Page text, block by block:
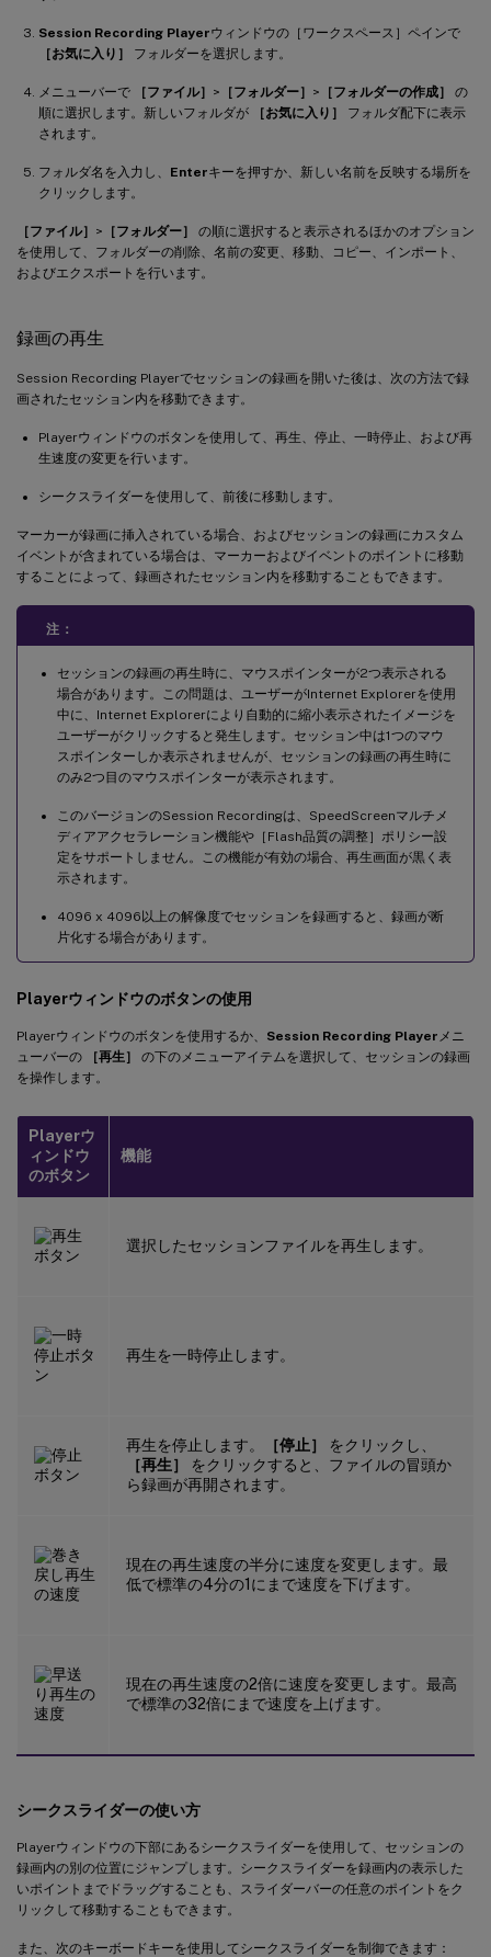
Session Recording Playerウィンドウの［ワークスペース］ペインで
［お気に入り］
フォルダーを選択します。
メニューバーで ［ファイル］ > ［フォルダー］ > ［フォルダーの作成］
の
順に選択します。新しいフォルダが
［お気に入り］
フォルダ配下に表示
されます。
フォルダ名を入力し、 Enterキーを押すか、新しい名前を反映する場所を
クリックします。
［ファイル］ > ［フォルダー］
の順に選択すると表示されるほかのオプション
を使用して、フォルダーの削除、名前の変更、移動、コピー、インポート、
およびエクスポートを行います。
録画の再生
Session Recording Playerでセッションの録画を開いた後は、次の方法で録
画されたセッション内を移動できます。
Playerウィンドウのボタンを使用して、再生、停止、一時停止、および再
生速度の変更を行います。
シークスライダーを使用して、前後に移動します。
マーカーが録画に挿入されている場合、およびセッションの録画にカスタム
イベントが含まれている場合は、マーカーおよびイベントのポイントに移動
することによって、録画されたセッション内を移動することもできます。
注：
セッションの録画の再生時に、マウスポインターが2つ表示される
場合があります。この問題は、ユーザーがInternet Explorerを使用
中に、Internet Explorerにより自動的に縮小表示されたイメージを
ユーザーがクリックすると発生します。セッション中は1つのマウ
スポインターしか表示されませんが、セッションの録画の再生時に
のみ2つ目のマウスポインターが表示されます。
このバージョンのSession Recordingは、SpeedScreenマルチメ
ディアアクセラレーション機能や［Flash品質の調整］ポリシー設
定をサポートしません。この機能が有効の場合、再生画面が黒く表
示されます。
4096 x 4096以上の解像度でセッションを録画すると、録画が断
片化する場合があります。
Playerウィンドウのボタンの使用
Playerウィンドウのボタンを使用するか、 Session Recording Player メニ
ューバーの
［再生］
の下のメニューアイテムを選択して、セッションの録画
を操作します。
Playerウ
ィンドウ
のボタン
機能
選択したセッションファイルを再生します。
再生を一時停止します。
再生を停止します。 ［停止］
をクリックし、
［再生］
をクリックすると、ファイルの冒頭か
ら録画が再開されます。
現在の再生速度の半分に速度を変更します。最
低で標準の4分の1にまで速度を下げます。
現在の再生速度の2倍に速度を変更します。最高
で標準の32倍にまで速度を上げます。
シークスライダーの使い方
Playerウィンドウの下部にあるシークスライダーを使用して、セッションの
録画内の別の位置にジャンプします。シークスライダーを録画内の表示した
いポイントまでドラッグすることも、スライダーバーの任意のポイントをク
リックして移動することもできます。
また、次のキーボードキーを使用してシークスライダーを制御できます：